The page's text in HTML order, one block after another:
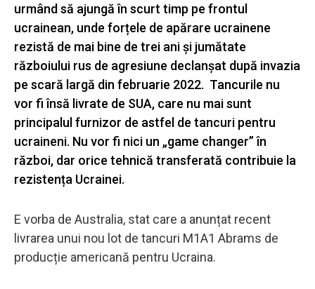
urmând să ajungă în scurt timp pe frontul
ucrainean, unde forțele de apărare ucrainene
rezistă de mai bine de trei ani și jumătate
războiului rus de agresiune declanșat după invazia
pe scară largă din februarie 2022. Tancurile nu
vor fi însă livrate de SUA, care nu mai sunt
principalul furnizor de astfel de tancuri pentru
ucraineni. Nu vor fi nici un „game changer” în
război, dar orice tehnică transferată contribuie la
rezistența Ucrainei.
E vorba de Australia, stat care a anunțat recent
livrarea unui nou lot de tancuri M1A1 Abrams de
producție americană pentru Ucraina.